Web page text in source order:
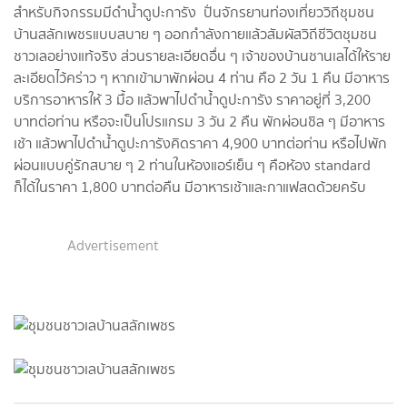
สำหรับกิจกรรมมีดำน้ำดูปะการัง ปั่นจักรยานท่องเที่ยววิถีชุมชน
บ้านสลักเพชรแบบสบาย ๆ ออกกำลังกายแล้วสัมผัสวิถีชีวิตชุมชน
ชาวเลอย่างแท้จริง ส่วนรายละเอียดอื่น ๆ เจ้าของบ้านชานเลได้ให้ราย
ละเอียดไว้คร่าว ๆ หากเข้ามาพักผ่อน 4 ท่าน คือ 2 วัน 1 คืน มีอาหาร
บริการอาหารให้ 3 มื้อ แล้วพาไปดำน้ำดูปะการัง ราคาอยู่ที่ 3,200
บาทต่อท่าน หรือจะเป็นโปรแกรม 3 วัน 2 คืน พักผ่อนชิล ๆ มีอาหาร
เช้า แล้วพาไปดำน้ำดูปะการังคิดราคา 4,900 บาทต่อท่าน หรือไปพัก
ผ่อนแบบคู่รักสบาย ๆ 2 ท่านในห้องแอร์เย็น ๆ คือห้อง standard
ก็ได้ในราคา 1,800 บาทต่อคืน มีอาหารเช้าและกาแฟสดด้วยครับ
Advertisement